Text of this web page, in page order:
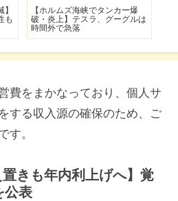
イクロ時間外で爆
りの反発はダマし
【新NISAの投資先は
つみたてNISA63ヶ月
費をまかなっており、個人サ
する収入源の確保のため、ご
す。
置きも年内利上げへ】覚
公表